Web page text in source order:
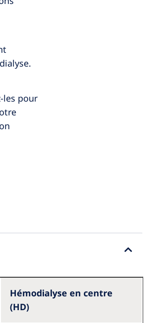
les pour
Hémodialyse en centre
(HD)